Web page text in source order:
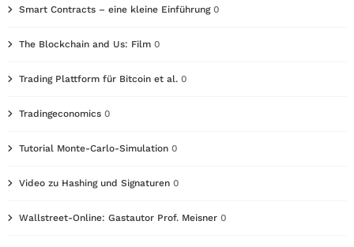
Smart Contracts – eine kleine Einführung0
The Blockchain and Us: Film 0
Trading Plattform für Bitcoin et al. 0
Tradingeconomics 0
Tutorial Monte-Carlo-Simulation 0
Video zu Hashing und Signaturen 0
Wallstreet-Online: Gastautor Prof. Meisner 0